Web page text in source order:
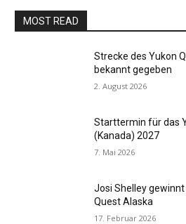
MOST READ
Strecke des Yukon
bekannt gegeben
2. August 2026
Starttermin für das
(Kanada) 2027
7. Mai 2026
Josi Shelley
Quest Alaska
17. Februar 2026